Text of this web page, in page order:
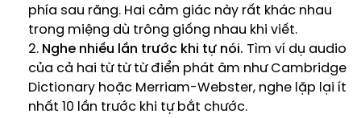
phía sau răng. Hai cảm giác này rất khác nhau
trong miệng dù trông giống nhau khi viết.
Nghe nhiều lần trước khi tự nói. Tìm ví dụ audio
của cả hai từ từ từ điển phát âm như Cambridge
Dictionary hoặc Merriam-Webster, nghe lặp lại ít
nhất 10 lần trước khi tự bắt chước.